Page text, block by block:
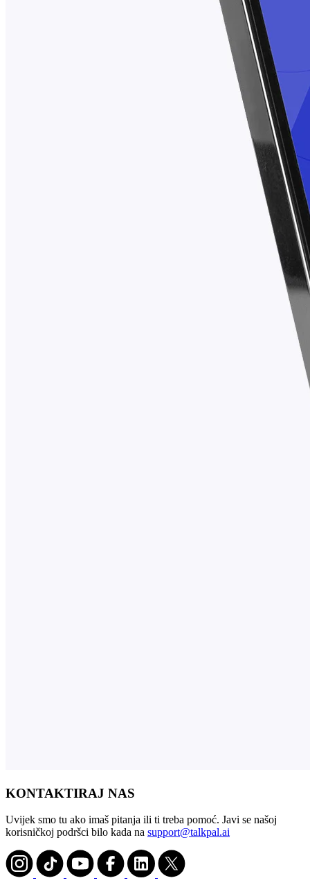
KONTAKTIRAJ NAS
Uvijek smo tu ako imaš pitanja ili ti treba pomoć. Javi se našoj
korisničkoj podršci bilo kada na support@talkpal.ai